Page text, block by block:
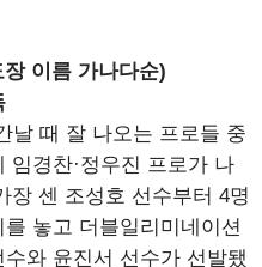
이름 가나다순)
날 때 잘 나오는 프로들 중
임경찬·정우진 프로가 나
장 센 조성호 선수부터 4명
놓고 더블일리미네이션
와 윤진서 선수가 선발됐